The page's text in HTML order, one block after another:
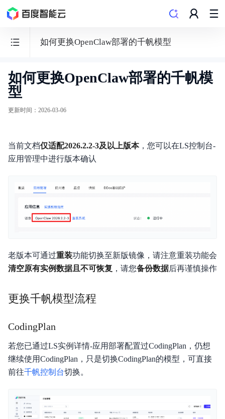
如何更换OpenClaw部署的千帆模型
轻
量
应
务
器
产品描述
快速入门
操作指南
视频专区
典型实践
服务等级协议SLA
如何更换OpenClaw部署的千帆模
型
更新时间 ： 2026-03-06
当前文档仅适配2026.2.2-3及以上版本，您可以在LS控制台-
应用管理中进行版本确认
老版本可通过重装功能切换至新版镜像，请注意重装功能会
清空原有实例数据且不可恢复 ，请您备份数据后再谨慎操作
更换千帆模型流程
CodingPlan
若您已通过LS实例详情-应用部署配置过CodingPlan，仍想
继续使用CodingPlan，只是切换CodingPlan的模型，可直接
前往千帆控制台切换。